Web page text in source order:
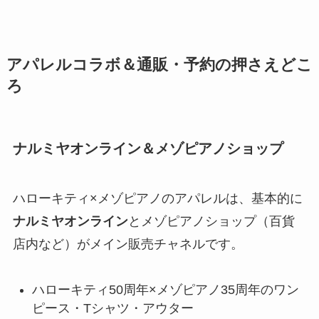
アパレルコラボ＆通販・予約の押さえどこ
ろ
ナルミヤオンライン＆メゾピアノショップ
ハローキティ×メゾピアノのアパレルは、基本的に
ナルミヤオンラインとメゾピアノショップ（百貨
店内など）がメイン販売チャネルです。
ハローキティ50周年×メゾピアノ35周年のワン
ピース・Tシャツ・アウター